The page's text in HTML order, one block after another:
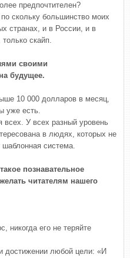
предпочтителен?
скольку большинство моих
странах, и в России, и в
скайп.
своими
будущее.
10 000 долларов в месяц,
уже есть.
У всех разный уровень
в людях, которых не
шаблонная система.
познавательное
читателям нашего
никогда его не теряйте
достижении любой цели: «И